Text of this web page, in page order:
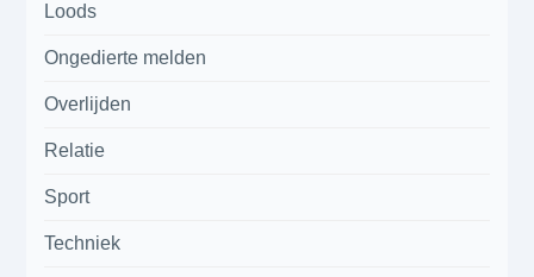
Loods
Ongedierte melden
Overlijden
Relatie
Sport
Techniek